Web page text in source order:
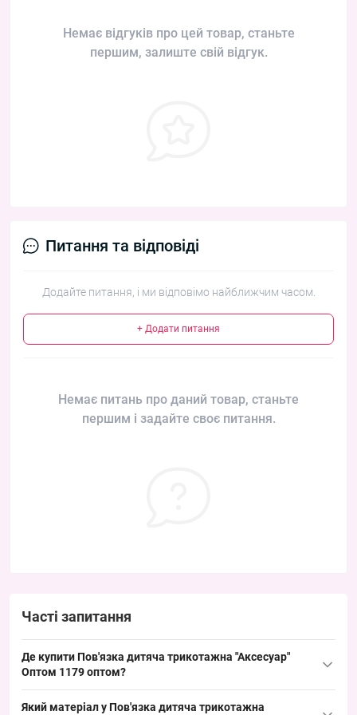
Немає відгуків про цей товар, станьте
першим, залиште свій відгук.
Питання та відповіді
Додайте питання, і ми відповімо найближчим часом.
+ Додати питання
Немає питань про даний товар, станьте
першим і задайте своє питання.
Часті запитання
Де купити Пов'язка дитяча трикотажна "Аксесуар"
Оптом 1179 оптом?
Який матеріал у Пов'язка дитяча трикотажна